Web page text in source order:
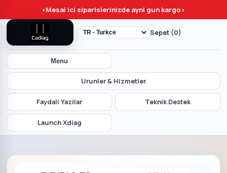
<Mesai ici siparislerinizde ayni gun kargo>
Menu
Urunler & Hizmetler
Faydali Yazilar Teknik Destek
Launch Xdiag
Sepet (0)